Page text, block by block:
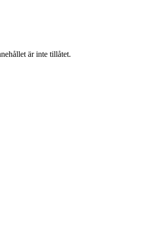
är inte tillåtet.